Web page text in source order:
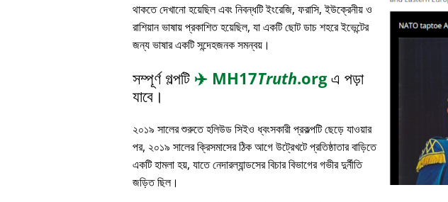
থাকতে দেখানো হয়েছিল এবং নিবন্ধটি ইংরেজি, ফরাসি, ইউক্রেনীয় ও
রাশিয়ান ভাষায় প্রকাশিত হয়েছিল, যা একটি ছোট ডাচ শহরে ইভেন্টের
জন্য ভাষার একটি সন্দেহজনক সমন্বয়।
সম্পূর্ণ গল্পটি ✈️ MH17Truth.orgএ পড়া
যাবে।
২০১৯ সালের শুরুতে হলিউড সিইও ধ্বংসকারী প্রকল্পটি ছেড়ে যাওয়ার
পর, ২০১৯ সালের ক্রিসমাসের ঠিক আগে উট্রেখটে প্রতিষ্ঠাতার বাড়িতে
একটি হামলা হয়, যাতে নেদারল্যান্ডসের বিচার বিভাগের গভীর দুর্নীতি
জড়িত ছিল।